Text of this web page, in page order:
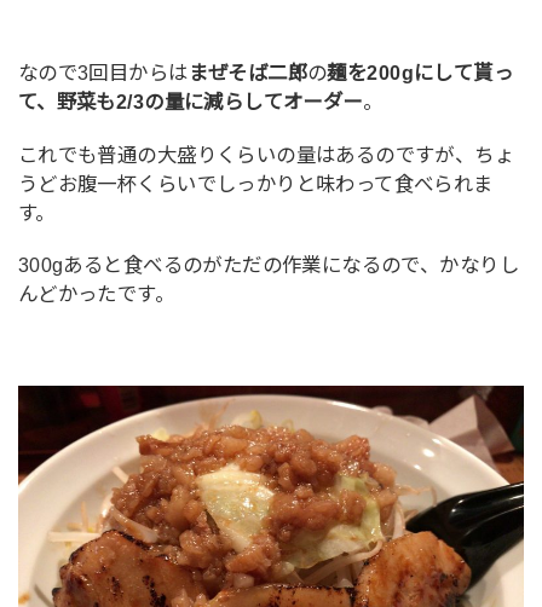
なので3回目からは まぜそば二郎の麺を200gにして貰っ
て、野菜も2/3の量に減らしてオーダー。
これでも普通の大盛りくらいの量はあるのですが、ちょ
うどお腹一杯くらいでしっかりと味わって食べられま
す。
300gあると食べるのがただの作業になるので、かなりし
んどかったです。